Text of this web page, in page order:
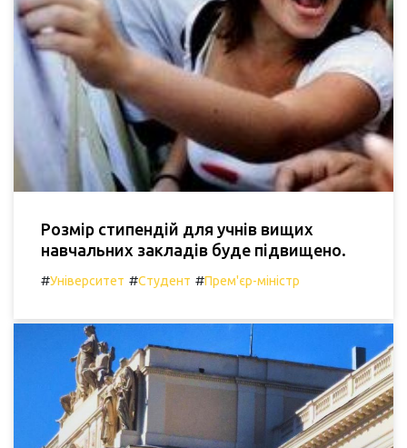
Розмір стипендій для учнів вищих
навчальних закладів буде підвищено.
#Університет #Студент #Прем'єр-міністр